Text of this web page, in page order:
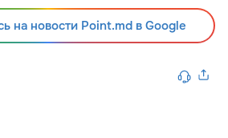
на новости Point.md в Google